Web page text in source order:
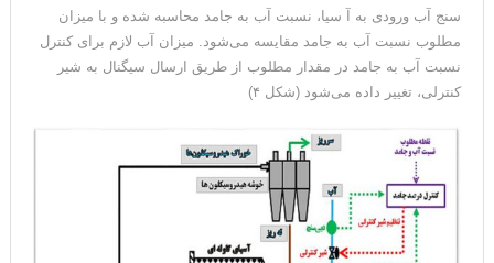
سنج آب ورودی به آ سیا، نسبت آب به جامد محاسبه شده و با میزان
مطلوب نسبت آب به جامد مقایسه می‌شود. میزان آب لازم برای کنترل
نسبت آب به جامد در مقدار مطلوب از طریق ارسال سیگنال به شیر
کنترلی، تغییر داده می‌شود (شکل ۴)